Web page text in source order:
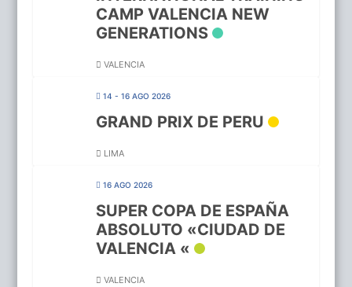
CAMP VALENCIA NEW
GENERATIONS
VALENCIA
14 - 16 AGO 2026
GRAND PRIX DE PERU
LIMA
16 AGO 2026
SUPER COPA DE ESPAÑA
ABSOLUTO «CIUDAD DE
VALENCIA «
VALENCIA